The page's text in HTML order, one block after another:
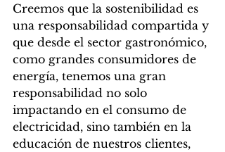
Creemos que la sostenibilidad es
una responsabilidad compartida y
que desde el sector gastronómico,
como grandes consumidores de
energía, tenemos una gran
responsabilidad no solo
impactando en el consumo de
electricidad, sino también en la
educación de nuestros clientes,